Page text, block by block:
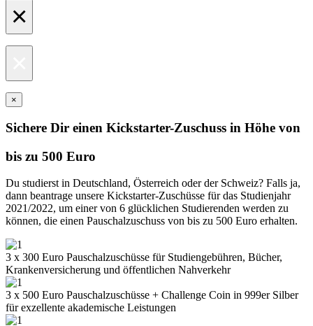
×
×
Sichere Dir einen Kickstarter-Zuschuss in Höhe von
bis zu 500 Euro
Du studierst in Deutschland, Österreich oder der Schweiz? Falls ja,
dann beantrage unsere Kickstarter-Zuschüsse für das Studienjahr
2021/2022, um einer von 6 glücklichen Studierenden werden zu
können, die einen Pauschalzuschuss von bis zu 500 Euro erhalten.
3 x 300 Euro Pauschalzuschüsse für Studiengebühren, Bücher,
Krankenversicherung und öffentlichen Nahverkehr
3 x 500 Euro Pauschalzuschüsse + Challenge Coin in 999er Silber
für exzellente akademische Leistungen